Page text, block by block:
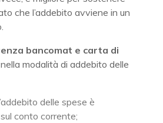
che l’addebito avviene in un
bancomat e carta di
modalità di addebito delle
delle spese è
conto corrente;